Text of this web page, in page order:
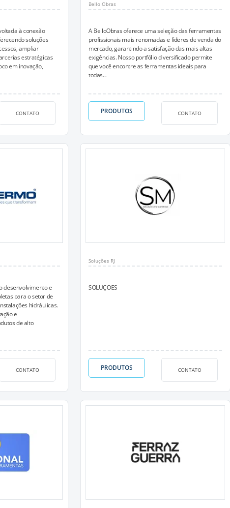
à conexão
soluções
ampliar
estratégicas
em inovação,
CONTATO
Bello Obras
A BelloObras oferece uma seleção das ferramentas
profissionais mais renomadas e líderes de venda do
mercado, garantindo a satisfação das mais altas
exigências. Nosso portfólio diversificado permite
que você encontre as ferramentas ideais para
todas...
PRODUTOS CONTATO
desenvolvimento e
para o setor de
hidráulicas.
e
de alto
CONTATO
Soluções RJ
SOLUÇOES
PRODUTOS CONTATO